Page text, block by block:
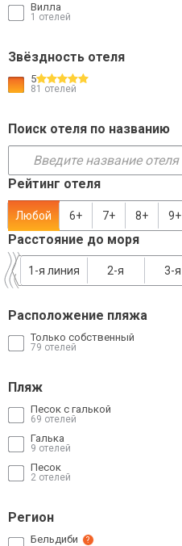
Вилла
1 отелей
Звёздность отеля
5
81 отелей
Поиск отеля по названию
Рейтинг отеля
Любой 6+ 7+ 8+ 9+
Расстояние до моря
3-я
2-я
1-я линия
Расположение пляжа
Только собственный
79 отелей
Пляж
Песок с галькой
69 отелей
Галька
9 отелей
Песок
2 отелей
Регион
Бельдиби ?
Лучшие отели 3* звезды
Недорогие отели 3*
звезды
Сетевые отели Египта
Сетевые отели ОАЭ
Сетевые отели Шри Ланки
Сетевые отели Мальдив
Сетевые отели Сейшел
Сетевые отели Маврикия